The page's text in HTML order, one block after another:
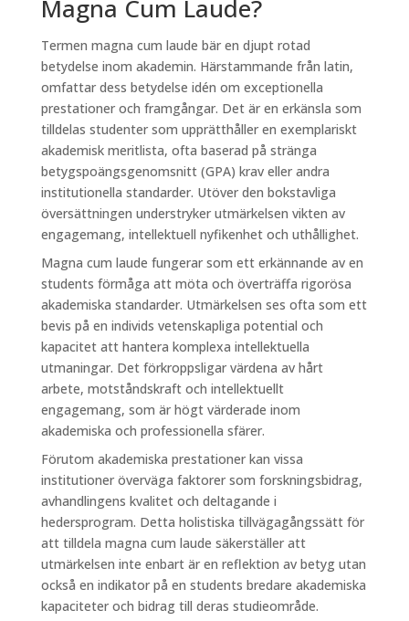
Magna Cum Laude?
Termen magna cum laude bär en djupt rotad
betydelse inom akademin. Härstammande från latin,
omfattar dess betydelse idén om exceptionella
prestationer och framgångar. Det är en erkänsla som
tilldelas studenter som upprätthåller en exemplariskt
akademisk meritlista, ofta baserad på stränga
betygspoängsgenomsnitt (GPA) krav eller andra
institutionella standarder. Utöver den bokstavliga
översättningen understryker utmärkelsen vikten av
engagemang, intellektuell nyfikenhet och uthållighet.
Magna cum laude fungerar som ett erkännande av en
students förmåga att möta och överträffa rigorösa
akademiska standarder. Utmärkelsen ses ofta som ett
bevis på en individs vetenskapliga potential och
kapacitet att hantera komplexa intellektuella
utmaningar. Det förkroppsligar värdena av hårt
arbete, motståndskraft och intellektuellt
engagemang, som är högt värderade inom
akademiska och professionella sfärer.
Förutom akademiska prestationer kan vissa
institutioner överväga faktorer som forskningsbidrag,
avhandlingens kvalitet och deltagande i
hedersprogram. Detta holistiska tillvägagångssätt för
att tilldela magna cum laude säkerställer att
utmärkelsen inte enbart är en reflektion av betyg utan
också en indikator på en students bredare akademiska
kapaciteter och bidrag till deras studieområde.